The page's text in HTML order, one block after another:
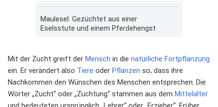
Maulesel: Gezüchtet aus einer
Eselsstute und einem Pferdehengst
Mit der Zucht greift der Mensch in die natürliche Fortpflanzung
ein. Er verändert also Tiere oder Pflanzen so, dass ihre
Nachkommen den Wünschen des Menschen entsprechen. Die
Wörter „Zucht“ oder „Züchtung“ stammen aus dem Mittelalter